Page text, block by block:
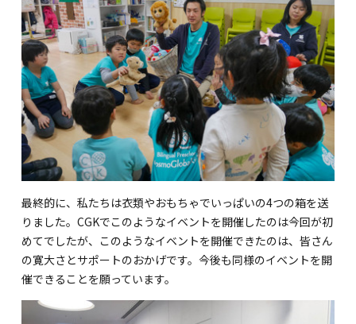
最終的に、私たちは衣類やおもちゃでいっぱいの4つの箱を送
りました。CGKでこのようなイベントを開催したのは今回が初
めてでしたが、このようなイベントを開催できたのは、皆さん
の寛大さとサポートのおかげです。今後も同様のイベントを開
催できることを願っています。